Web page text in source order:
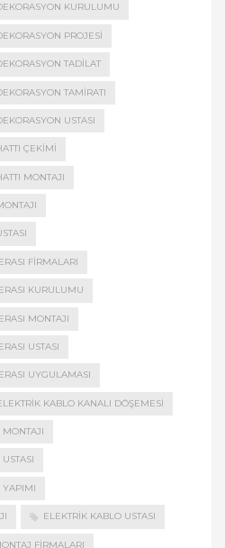
KURULUMU
PROJESI
TADILAT
TAMIRATI
USTASI
ÇEKIMI
MONTAJI
FIRMALARI
KURULUMU
MONTAJI
USTASI
UYGULAMASI
KABLO KANALI DÖŞEMESI
YAPIMI
ELEKTRIK KABLO USTASI
FIRMALARI